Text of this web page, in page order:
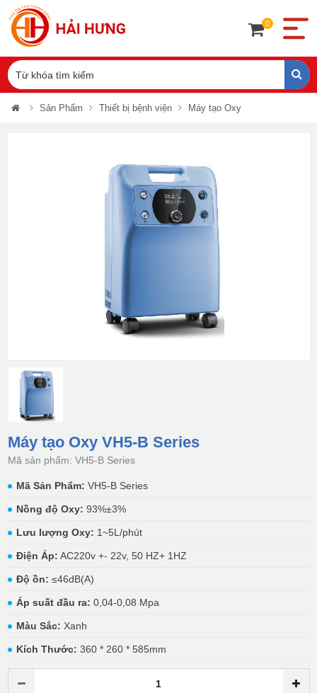
0
Sản Phẩm Thiết bị bệnh viện Máy tạo Oxy
Máy tạo Oxy VH5-B Series
Mã sản phẩm: VH5-B Series
Mã Sản Phẩm: VH5-B Series
Nồng độ Oxy: 93%±3%
Lưu lượng Oxy: 1~5L/phút
Điện Áp: AC220v +- 22v, 50 HZ+ 1HZ
Độ ồn: ≤46dB(A)
Áp suất đầu ra: 0,04-0,08 Mpa
Màu Sắc: Xanh
Kích Thước: 360 * 260 * 585mm